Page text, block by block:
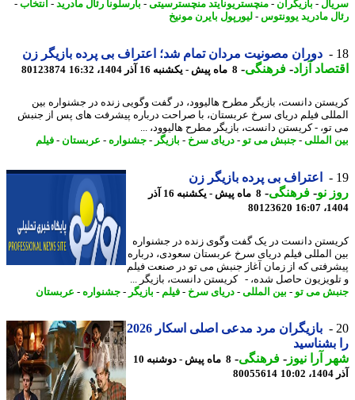
-بازیگران- منچستریونایتد منچسترسیتی-بارسلونا رئال مادرید- انتخاب-
مادرید یوونتوس-لیورپول بایرن مونیخ
دوران مصونیت مردان تمام شد؛ اعتراف بی پرده بازیگر زن
آزاد - فرهنگی-8 ماه پیش - یکشنبه 16 آذر 1404، 16:32 80123874
دانست، بازیگر مطرح هالیوود، در گفت وگویی زنده در جشنواره بین
فیلم دریای سرخ عربستان، با صراحت درباره پیشرفت های پس از جنبش
- کریستن دانست، بازیگر مطرح هالیوود، ...
المللی-جنبش می تو- دریای سرخ-بازیگر-جشنواره- عربستان-فیلم
اعتراف بی پرده بازیگر زن
نو- فرهنگی-
8 ماه پیش - یکشنبه 16 آذر
80123620
دانست در یک گفت وگوی زنده در جشنواره
المللی فیلم دریای سرخ عربستان سعودی، درباره
که از زمان آغاز جنبش می تو در صنعت فیلم
حاصل شده، - کریستن دانست، بازیگر ...
می تو- بین المللی-دریای سرخ-فیلم -بازیگر-جشنواره- عربستان
بازیگران مرد مدعی اصلی اسکار 2026
آرا نیوز-فرهنگی-
8 ماه پیش - دوشنبه 10
80055614